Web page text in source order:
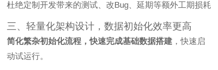
杜绝定制开发带来的测试、改Bug、延期等额外工期损耗
三、轻量化架构设计，数据初始化效率更高
简化繁杂初始化流程，快速完成基础数据搭建 ，快速启
动试运行。